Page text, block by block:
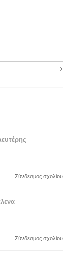
Σύνδεσμος σχολίου
Σύνδεσμος σχολίου